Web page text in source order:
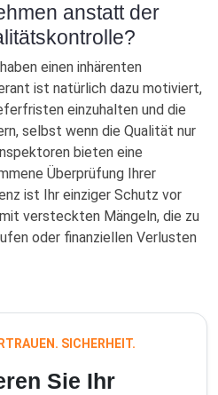
anstatt der
einen inhärenten
ist natürlich dazu motiviert,
einzuhalten und die
selbst wenn die Qualität nur
bieten eine
Überprüfung Ihrer
ist Ihr einziger Schutz vor
versteckten Mängeln, die zu
oder finanziellen Verlusten
SICHERHEIT.
Sie Ihr